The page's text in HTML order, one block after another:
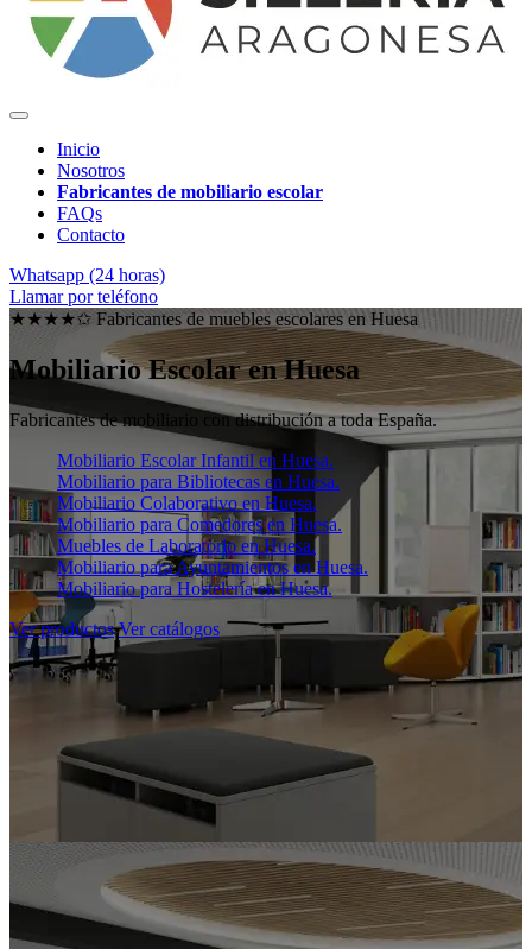
Inicio
Nosotros
Fabricantes de mobiliario escolar
FAQs
Contacto
Whatsapp (24 horas)
Llamar por teléfono
★★★★✩ Fabricantes de muebles escolares en Huesa
Mobiliario Escolar enHuesa
Fabricantes de mobiliario con distribución a toda España.
Mobiliario Escolar Infantil en Huesa.
Mobiliario para Bibliotecas en Huesa.
Mobiliario Colaborativo en Huesa.
Mobiliario para Comedores en Huesa.
Muebles de Laboratorio en Huesa.
Mobiliario para Ayuntamientos en Huesa.
Mobiliario para Hostelería en Huesa.
Ver productos Ver catálogos